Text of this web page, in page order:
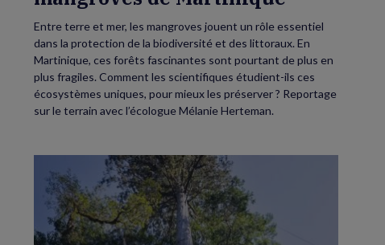
Entre terre et mer, les mangroves jouent un rôle essentiel
dans la protection de la biodiversité et des littoraux. En
Martinique, ces forêts fascinantes sont pourtant de plus en
plus fragiles. Comment les scientifiques étudient-ils ces
écosystèmes uniques, pour mieux les préserver ? Reportage
sur le terrain avec l’écologue Mélanie Herteman.